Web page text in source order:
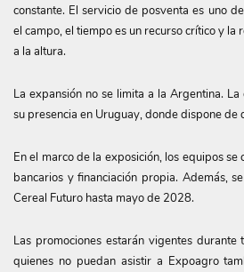
constante. El servicio de posventa es uno
el campo, el tiempo es un recurso crítico y la
a la altura.
La expansión no se limita a la Argentina.
su presencia en Uruguay, donde dispone de
En el marco de la exposición, los equipos se
bancarios y financiación propia. Además,
Cereal Futuro hasta mayo de 2028.
Las promociones estarán vigentes
quienes no puedan asistir a Expoagro